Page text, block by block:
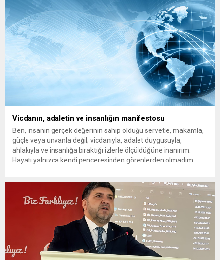
Vicdanın, adaletin ve insanlığın manifestosu
Ben, insanın gerçek değerinin sahip olduğu servetle, makamla,
güçle veya unvanla değil; vicdanıyla, adalet duygusuyla,
ahlakıyla ve insanlığa bıraktığı izlerle ölçüldüğüne inanırım.
Hayatı yalnızca kendi penceresinden görenlerden olmadım.
gözyaşı da, bir annenin umudu...